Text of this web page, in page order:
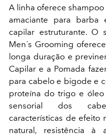
A linha oferece
amaciante para
capilar estruturante. O
Men´s Grooming
longa duração e
Capilar e a Pomada
para cabelo e bigode e
proteína do trigo e
sensorial dos
características de efeito
natural, resistência à